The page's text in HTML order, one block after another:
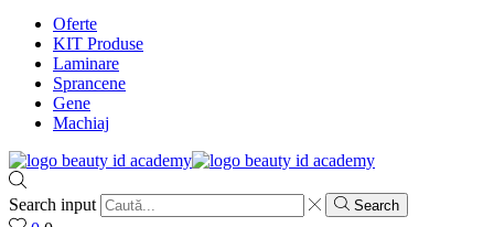
Oferte
KIT Produse
Laminare
Sprancene
Gene
Machiaj
Search input Search